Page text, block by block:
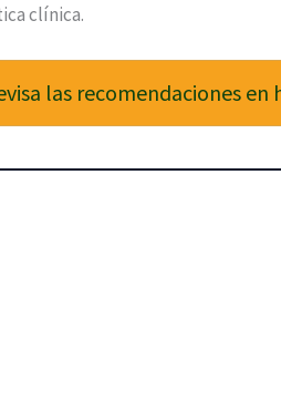
clínica.
las recomendaciones